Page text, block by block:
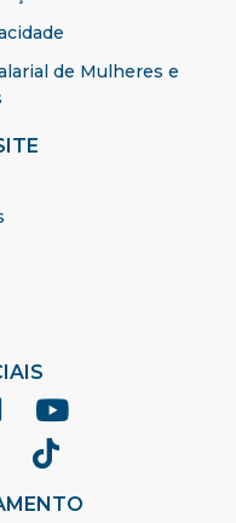
de Mulheres e